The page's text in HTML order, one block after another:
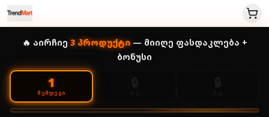
🔥 აირჩიე 3პროდუქტი— მიიღე ფასდაკლება +
ბონუსი
1
ᲨᲔᲛᲓᲔᲒᲘ